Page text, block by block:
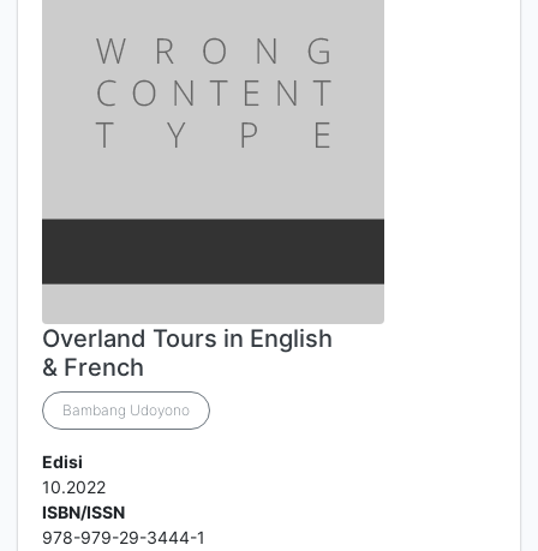
Overland Tours in English
& French
Bambang Udoyono
Edisi
10.2022
ISBN/ISSN
978-979-29-3444-1